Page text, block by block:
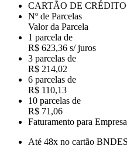
CARTÃO DE CRÉDITO
Nº de Parcelas
Valor da Parcela
1 parcela de
R$ 623,36 s/ juros
3 parcelas de
R$ 214,02
6 parcelas de
R$ 110,13
10 parcelas de
R$ 71,06
Faturamento para
Até 48x no cartão BNDES